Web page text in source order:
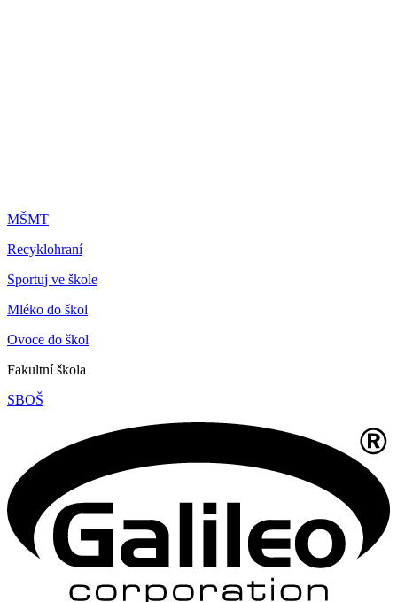
MŠMT
Recyklohraní
Sportuj ve škole
Mléko do škol
Ovoce do škol
Fakultní škola
SBOŠ